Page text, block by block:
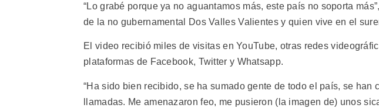
“Lo grabé porque ya no aguantamos más, este país no soporta
de la no gubernamental Dos Valles Valientes y quien vive en el
El video recibió miles de visitas en YouTube, otras redes
plataformas de Facebook, Twitter y Whatsapp.
“Ha sido bien recibido, se ha sumado gente de todo el país, se han
llamadas. Me amenazaron feo, me pusieron (la imagen de) unos